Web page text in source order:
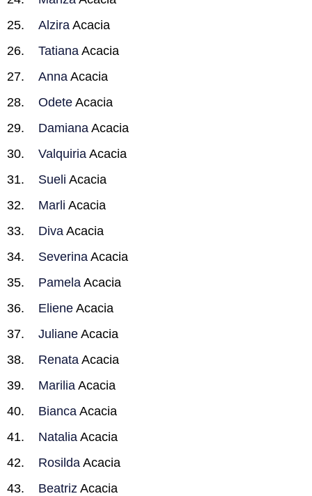
Alzira Acacia
Tatiana Acacia
Anna Acacia
Odete Acacia
Damiana Acacia
Valquiria Acacia
Sueli Acacia
Marli Acacia
Diva Acacia
Severina Acacia
Pamela Acacia
Eliene Acacia
Juliane Acacia
Renata Acacia
Marilia Acacia
Bianca Acacia
Natalia Acacia
Rosilda Acacia
Beatriz Acacia